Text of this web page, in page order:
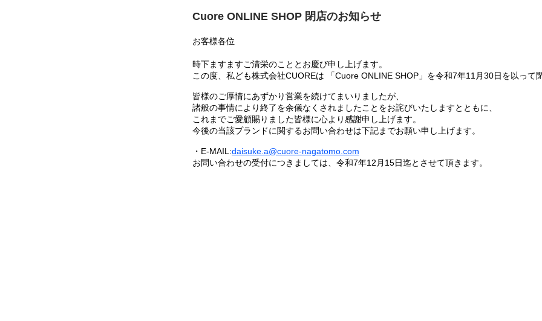
Cuore ONLINE SHOP 閉店のお知らせ
お客様各位
時下ますますご清栄のこととお慶び申し上げます。
この度、私ども株式会社CUOREは 「Cuore ONLINE SHOP」を令和7年11月30日を以って
皆様のご厚情にあずかり営業を続けてまいりましたが、
諸般の事情により終了を余儀なくされましたことをお詫びいたしますとともに、
これまでご愛顧賜りました皆様に心より感謝申し上げます。
今後の当該プランドに関するお問い合わせは下記までお願い申し上げます。
・E-MAIL:daisuke.a@cuore-nagatomo.com
お問い合わせの受付につきましては、令和7年12月15日迄とさせて頂きます。